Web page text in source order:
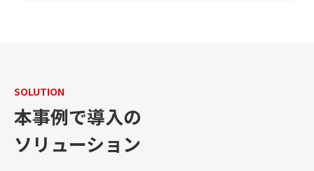
SOLUTION
本事例で導入の
ソリューション